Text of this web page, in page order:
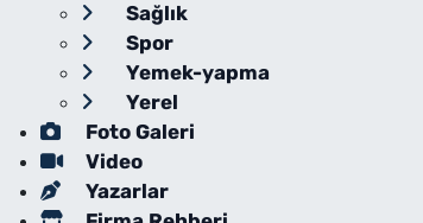
Sağlık
Spor
Yemek-yapma
Yerel
Foto Galeri
Video
Yazarlar